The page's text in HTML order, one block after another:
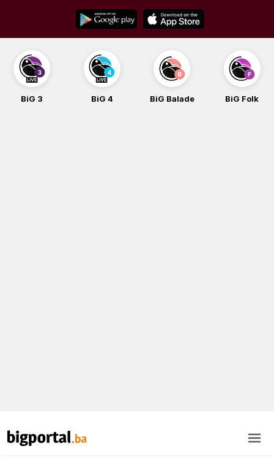
content
BiG 3 BiG 4 BiG Balade BiG Folk